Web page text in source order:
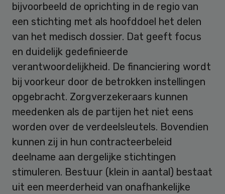
bijvoorbeeld de oprichting in de regio van
een stichting met als hoofddoel het delen
van het medisch dossier. Dat geeft focus
en duidelijk gedefinieerde
verantwoordelijkheid. De financiering wordt
bij voorkeur door de betrokken instellingen
opgebracht. Zorgverzekeraars kunnen
meedenken als de partijen het niet eens
worden over de verdeelsleutels. Bovendien
kunnen zij in hun contracteerbeleid
deelname aan dergelijke stichtingen
stimuleren. Bestuur (klein in aantal) bestaat
uit een meerderheid van onafhankelijke